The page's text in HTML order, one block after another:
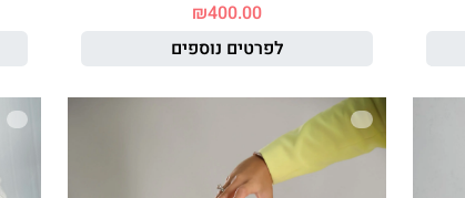
₪400.00
לפרטים נוספים